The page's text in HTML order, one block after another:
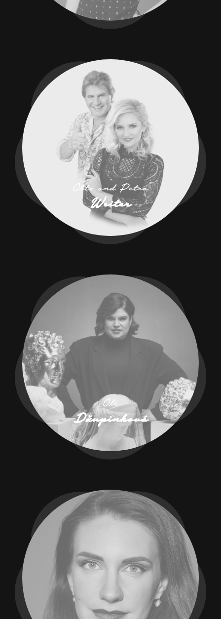
Otto and Petra
Weiter
Oli
Džupinková